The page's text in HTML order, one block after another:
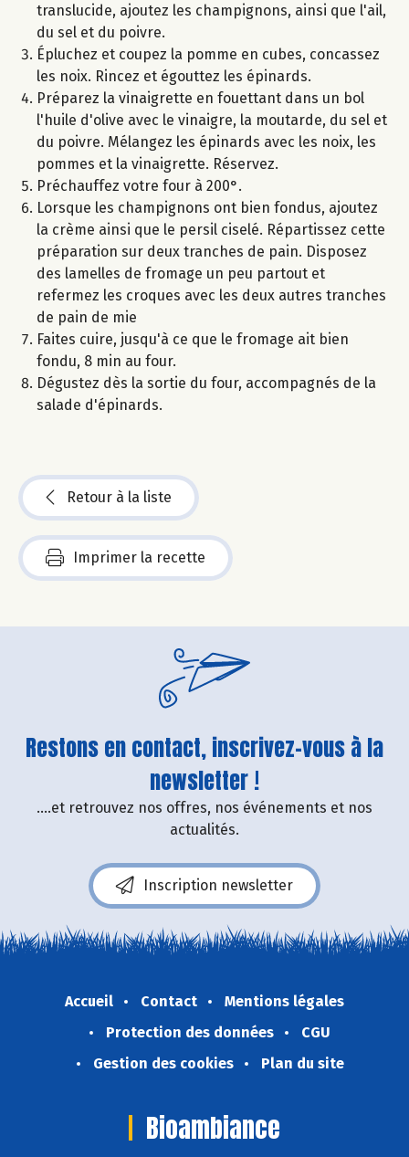
translucide, ajoutez les champignons, ainsi que l'ail,
du sel et du poivre.
Épluchez et coupez la pomme en cubes, concassez
les noix. Rincez et égouttez les épinards.
Préparez la vinaigrette en fouettant dans un bol
l'huile d'olive avec le vinaigre, la moutarde, du sel et
du poivre. Mélangez les épinards avec les noix, les
pommes et la vinaigrette. Réservez.
Préchauffez votre four à 200°.
Lorsque les champignons ont bien fondus, ajoutez
la crème ainsi que le persil ciselé. Répartissez cette
préparation sur deux tranches de pain. Disposez
des lamelles de fromage un peu partout et
refermez les croques avec les deux autres tranches
de pain de mie
Faites cuire, jusqu'à ce que le fromage ait bien
fondu, 8 min au four.
Dégustez dès la sortie du four, accompagnés de la
salade d'épinards.
Retour à la liste
Imprimer la recette
Restons en contact, inscrivez-vous à la
newsletter !
....et retrouvez nos offres, nos événements et nos
actualités.
Inscription newsletter
Accueil Contact
Mentions légales
Protection des données
CGU
Gestion des cookies
Plan du site
Bioambiance